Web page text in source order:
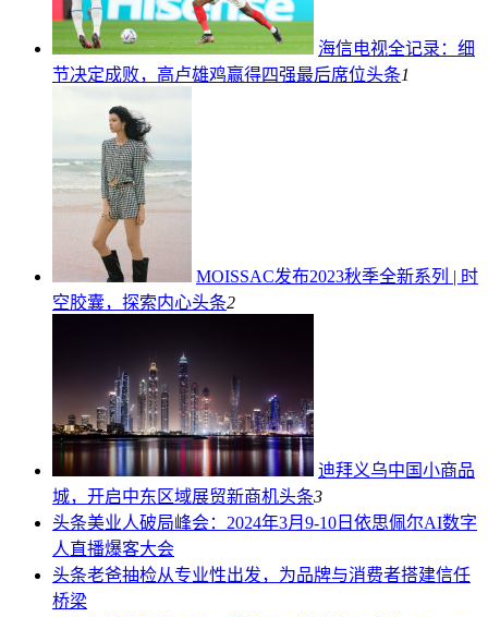
海信电视全记录：细
节决定成败，高卢雄鸡赢得四强最后席位头条1
MOISSAC发布2023秋季全新系列 | 时
空胶囊，探索内心头条2
迪拜义乌中国小商品
城，开启中东区域展贸新商机头条3
头条美业人破局峰会：2024年3月9-10日依思佩尔AI数字
人直播爆客大会
头条老爸抽检从专业性出发，为品牌与消费者搭建信任
桥梁